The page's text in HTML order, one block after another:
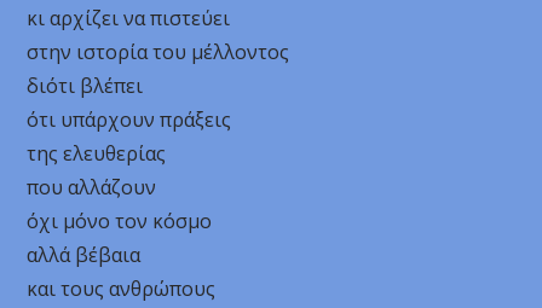
κι αρχίζει να πιστεύει
στην ιστορία του μέλλοντος
διότι βλέπει
ότι υπάρχουν πράξεις
της ελευθερίας
που αλλάζουν
όχι μόνο τον κόσμο
αλλά βέβαια
και τους ανθρώπους